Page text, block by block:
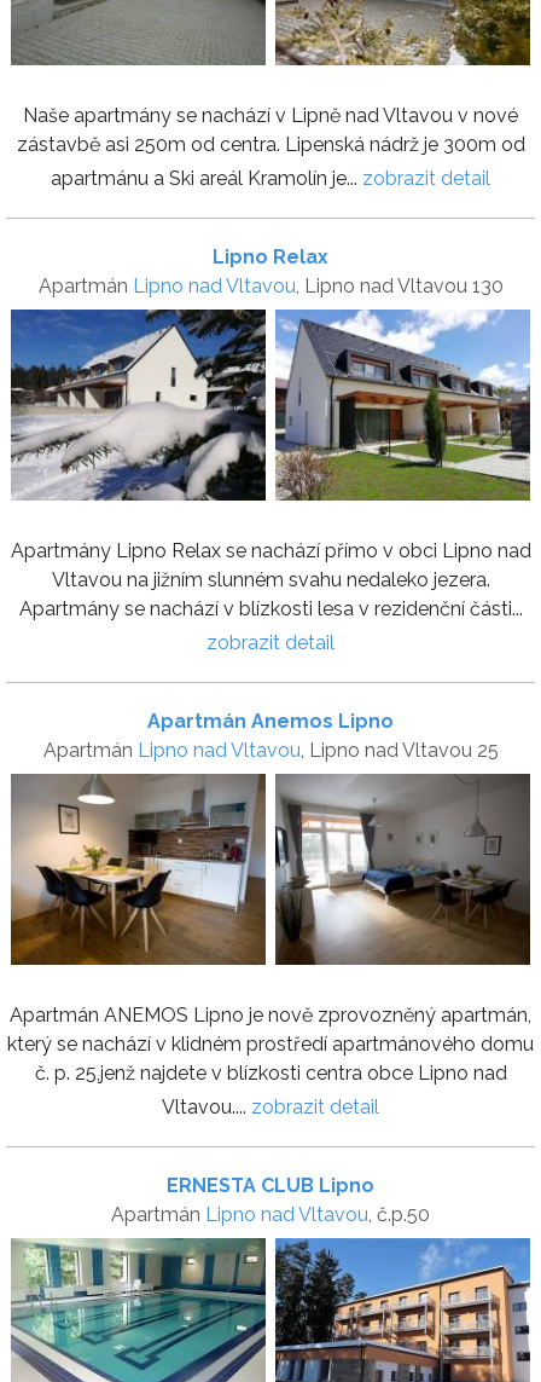
Naše apartmány se nachází v Lipně nad Vltavou v nové
zástavbě asi 250m od centra. Lipenská nádrž je 300m od
apartmánu a Ski areál Kramolín je... zobrazit detail
Lipno Relax
Apartmán Lipno nad Vltavou , Lipno nad Vltavou 130
Apartmány Lipno Relax se nachází přímo v obci Lipno nad
Vltavou na jižním slunném svahu nedaleko jezera.
Apartmány se nachází v blízkosti lesa v rezidenční části...
zobrazit detail
Apartmán Anemos Lipno
Apartmán Lipno nad Vltavou, Lipno nad Vltavou 25
Apartmán ANEMOS Lipno je nově zprovozněný apartmán,
který se nachází v klidném prostředí apartmánového domu
č. p. 25,jenž najdete v blízkosti centra obce Lipno nad
Vltavou.... zobrazit detail
ERNESTA CLUB Lipno
Apartmán Lipno nad Vltavou, č.p.50